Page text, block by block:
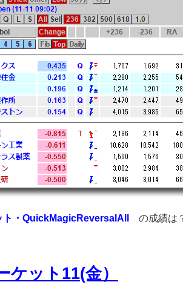
ト・QuickMagicReversalAll の成績は
ケット11(金）